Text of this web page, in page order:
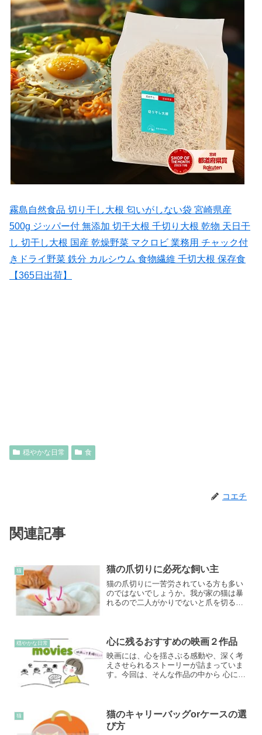
霧島自然食品 切り干し大根 匂いがしない袋 宮崎県産
500g ジッパー付 無添加 切干大根 千切り大根 乾物 天日干
し 切干し大根 国産 乾燥野菜 マクロビ 業務用 チャック付
きドライ野菜 鉄分 カルシウム 食物繊維 千切大根 保存食
【365日出荷】
穏やかな日常 食
コエチ
関連記事
猫 猫の爪切りに必死な飼い主
猫の爪切りに一苦労されている方も多い
のではないでしょうか。我が家の猫は暴
れるので二人がかりでないと爪を切るこ
穏やかな日常 心に残るおすすめの映画２作品
映画には、心を揺さぶる感動や、深く考
えさせられるストーリーが詰まっていま
す。今回は、そんな作品の中から 心に残
猫
猫のキャリーバッグorケースの選
び方